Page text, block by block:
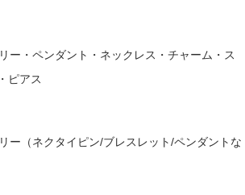
ー・ペンダント・ネックレス・チャーム・ス
ピアス
ー（ネクタイピン/ブレスレット/ペンダントな